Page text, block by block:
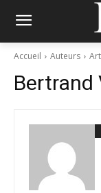
Accueil Auteurs
Bertrand